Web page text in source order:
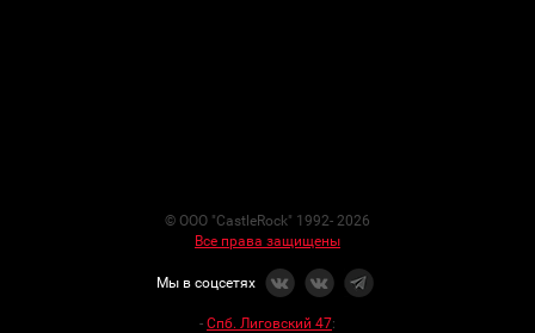
© ООО "CastleRock" 1992- 2026
Все права защищены
Мы в соцсетях
- Спб. Лиговский 47: